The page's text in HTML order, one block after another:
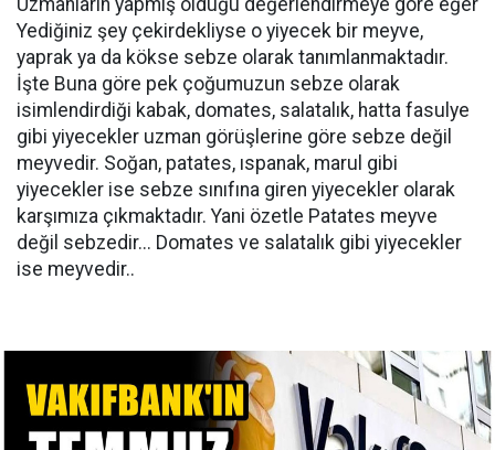
Uzmanların yapmış olduğu değerlendirmeye göre eğer
Yediğiniz şey çekirdekliyse o yiyecek bir meyve,
yaprak ya da kökse sebze olarak tanımlanmaktadır.
İşte Buna göre pek çoğumuzun sebze olarak
isimlendirdiği kabak, domates, salatalık, hatta fasulye
gibi yiyecekler uzman görüşlerine göre sebze değil
meyvedir. Soğan, patates, ıspanak, marul gibi
yiyecekler ise sebze sınıfına giren yiyecekler olarak
karşımıza çıkmaktadır. Yani özetle Patates meyve
değil sebzedir... Domates ve salatalık gibi yiyecekler
ise meyvedir..